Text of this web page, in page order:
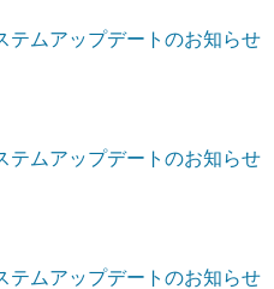
テムアップデートのお知らせ
テムアップデートのお知らせ
テムアップデートのお知らせ